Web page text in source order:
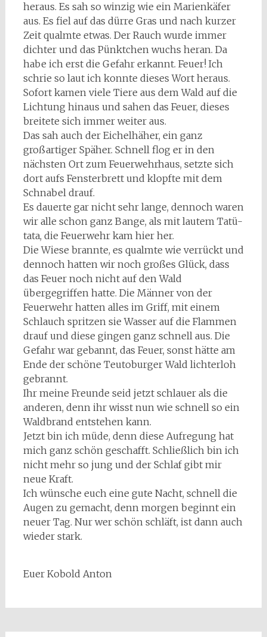
heraus. Es sah so winzig wie ein Marienkäfer
aus. Es fiel auf das dürre Gras und nach kurzer
Zeit qualmte etwas. Der Rauch wurde immer
dichter und das Pünktchen wuchs heran. Da
habe ich erst die Gefahr erkannt. Feuer! Ich
schrie so laut ich konnte dieses Wort heraus.
Sofort kamen viele Tiere aus dem Wald auf die
Lichtung hinaus und sahen das Feuer, dieses
breitete sich immer weiter aus.
Das sah auch der Eichelhäher, ein ganz
großartiger Späher. Schnell flog er in den
nächsten Ort zum Feuerwehrhaus, setzte sich
dort aufs Fensterbrett und klopfte mit dem
Schnabel drauf.
Es dauerte gar nicht sehr lange, dennoch waren
wir alle schon ganz Bange, als mit lautem Tatü-
tata, die Feuerwehr kam hier her.
Die Wiese brannte, es qualmte wie verrückt und
dennoch hatten wir noch großes Glück, dass
das Feuer noch nicht auf den Wald
übergegriffen hatte. Die Männer von der
Feuerwehr hatten alles im Griff, mit einem
Schlauch spritzen sie Wasser auf die Flammen
drauf und diese gingen ganz schnell aus. Die
Gefahr war gebannt, das Feuer, sonst hätte am
Ende der schöne Teutoburger Wald lichterloh
gebrannt.
Ihr meine Freunde seid jetzt schlauer als die
anderen, denn ihr wisst nun wie schnell so ein
Waldbrand entstehen kann.
Jetzt bin ich müde, denn diese Aufregung hat
mich ganz schön geschafft. Schließlich bin ich
nicht mehr so jung und der Schlaf gibt mir
neue Kraft.
Ich wünsche euch eine gute Nacht, schnell die
Augen zu gemacht, denn morgen beginnt ein
neuer Tag. Nur wer schön schläft, ist dann auch
wieder stark.
Euer Kobold Anton